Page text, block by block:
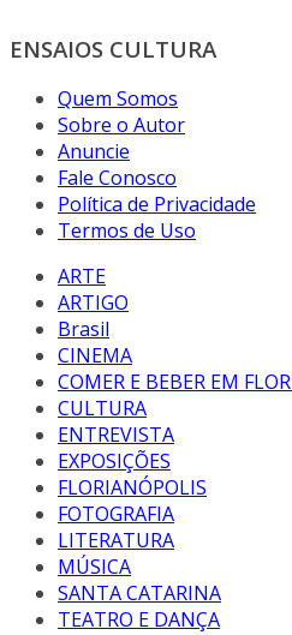
ENSAIOS CULTURA
Quem Somos
Sobre o Autor
Anuncie
Fale Conosco
Política de Privacidade
Termos de Uso
ARTE
ARTIGO
Brasil
CINEMA
COMER E BEBER EM
CULTURA
ENTREVISTA
EXPOSIÇÕES
FLORIANÓPOLIS
FOTOGRAFIA
LITERATURA
MÚSICA
SANTA CATARINA
TEATRO E DANÇA